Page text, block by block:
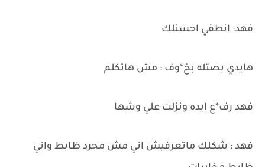
فهد: انطقي احسنلك
هايدي بصتله بخ*وف : مش هاتكلم
فهد رف*ع ايده ونزلت علي وشها
فهد : شكلك ماتعرفيش اني مش مجرد ظابط واني